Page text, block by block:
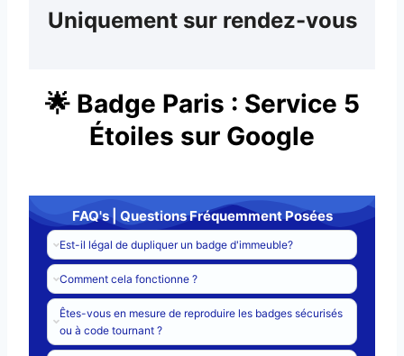
Uniquement sur rendez-vous
​🌟 Badge Paris : Service 5
Étoiles sur Google
FAQ's | Questions Fréquemment Posées
Est-il légal de dupliquer un badge d'immeuble?
Comment cela fonctionne ?
Êtes-vous en mesure de reproduire les badges sécurisés
ou à code tournant ?